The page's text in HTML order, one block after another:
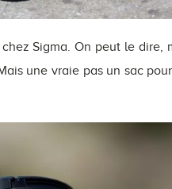
Sigma. On peut le dire,
une vraie pas un sac